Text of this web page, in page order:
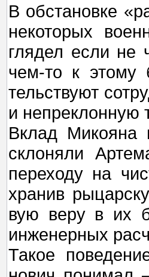
В обстановке
некоторых
глядел если не
чем-то к этому
тельствуют
и непреклонную
Вклад Микояна
склоняли
переходу на
хранив
вую веру в их
инженерных
Такое